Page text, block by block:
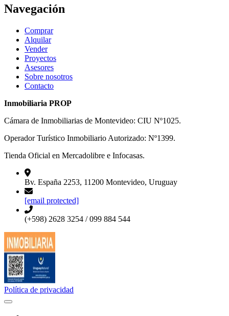
Navegación
Comprar
Alquilar
Vender
Proyectos
Asesores
Sobre nosotros
Contacto
Inmobiliaria PROP
Cámara de Inmobiliarias de Montevideo: CIU Nº1025.
Operador Turístico Inmobiliario Autorizado: Nº1399.
Tienda Oficial en Mercadolibre e Infocasas.
Bv. España 2253, 11200 Montevideo, Uruguay
[email protected]
(+598) 2628 3254 / 099 884 544
Política de privacidad